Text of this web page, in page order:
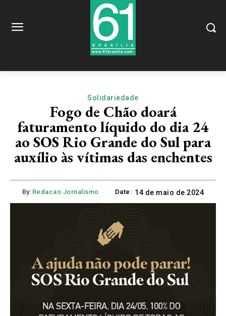
Solidariedade
Fogo de Chão doará
faturamento líquido do dia 24
ao SOS Rio Grande do Sul para
auxílio às vítimas das enchentes
By: Redacao Jornalismo Date: 14 de maio de 2024